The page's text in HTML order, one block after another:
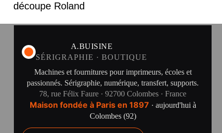
découpe Roland
A.BUISINE
SÉRIGRAPHIE · BOUTIQUE
Machines et fournitures pour imprimeurs, écoles et
passionnés. Sérigraphie, numérique, transfert, supports.
78, rue Félix Faure · 92700 Colombes · France
Maison fondée à Paris en 1897 · aujourd'hui à
Colombes (92)